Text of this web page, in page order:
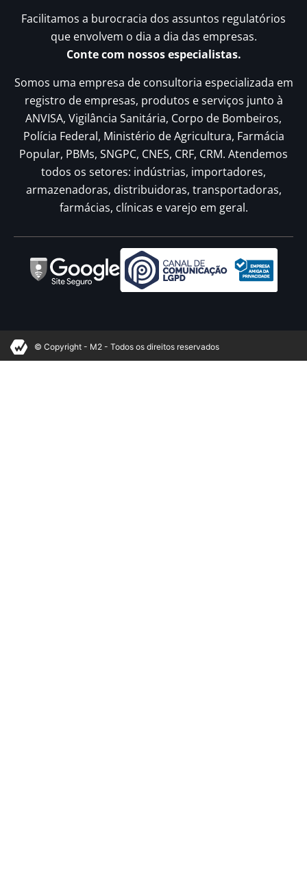
Facilitamos a burocracia dos assuntos regulatórios
que envolvem o dia a dia das empresas.
Conte com nossos especialistas.
Somos uma empresa de consultoria especializada em
registro de empresas, produtos e serviços junto à
ANVISA, Vigilância Sanitária, Corpo de Bombeiros,
Polícia Federal, Ministério de Agricultura, Farmácia
Popular, PBMs, SNGPC, CNES, CRF, CRM. Atendemos
todos os setores: indústrias, importadores,
armazenadoras, distribuidoras, transportadoras,
farmácias, clínicas e varejo em geral.
© Copyright - M2 - Todos os direitos reservados